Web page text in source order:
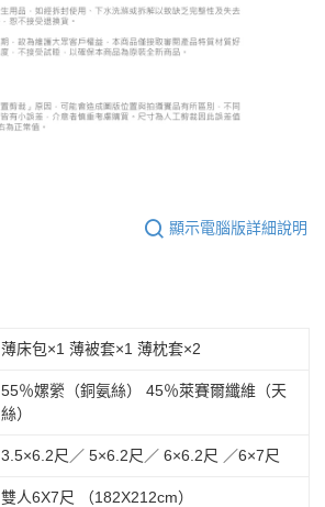
顯示電腦版詳細說明
薄床包×1 薄被套×1 薄枕套×2
55％嫘縈（銅氨絲） 45％萊賽爾纖維（天
絲）
3.5×6.2尺／ 5×6.2尺／ 6×6.2尺 ／6×7尺
雙人6X7尺 （182X212cm）